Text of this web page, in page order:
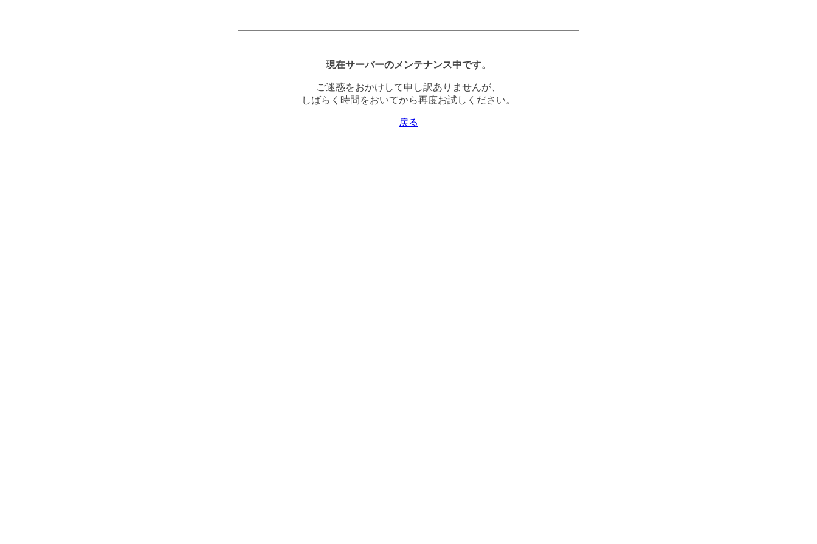
現在サーバーのメンテナンス中です。
ご迷惑をおかけして申し訳ありませんが、
しばらく時間をおいてから再度お試しください。
戻る